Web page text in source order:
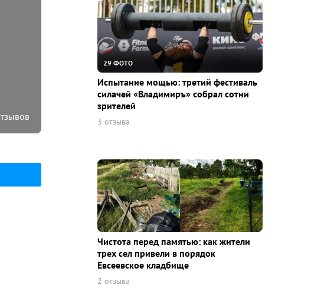
29 ФОТО
Испытание мощью: третий фестиваль
силачей «Владимиръ» собрал сотни
зрителей
3 отзыва
Чистота перед памятью: как жители
трех сел привели в порядок
Евсеевское кладбище
2 отзыва